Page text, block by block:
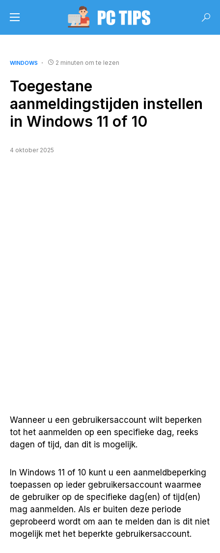
WINDOWS 2 minuten om te lezen
Toegestane
aanmeldingstijden instellen
in Windows 11 of 10
4 oktober 2025
Wanneer u een gebruikersaccount wilt beperken
tot het aanmelden op een specifieke dag, reeks
dagen of tijd, dan dit is mogelijk.
In Windows 11 of 10 kunt u een aanmeldbeperking
toepassen op ieder gebruikersaccount waarmee
de gebruiker op de specifieke dag(en) of tijd(en)
mag aanmelden. Als er buiten deze periode
geprobeerd wordt om aan te melden dan is dit niet
mogelijk met het beperkte gebruikersaccount.